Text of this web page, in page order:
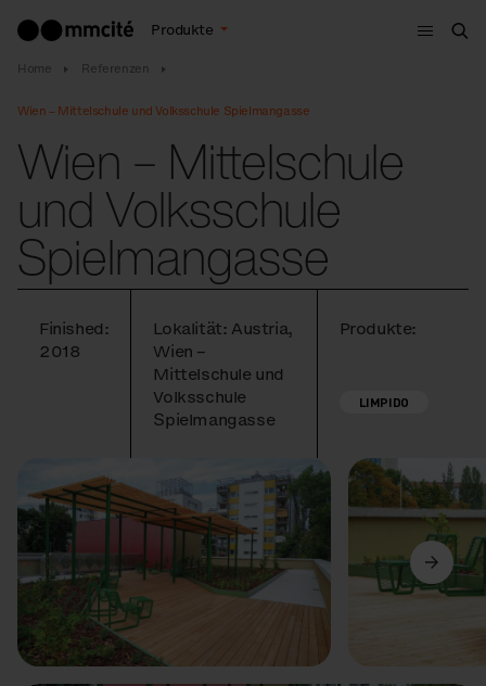
Produkte
Menu
Home Referenzen
Wien – Mittelschule und Volksschule Spielmangasse
Wien – Mittelschule
und Volksschule
Spielmangasse
Finished:
2018
Lokalität: Austria,
Wien –
Mittelschule und
Volksschule
Spielmangasse
Produkte:
LIMPIDO
Vorige